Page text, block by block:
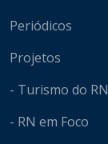
Periódicos
Projetos
- Turismo do RN
- RN em Foco